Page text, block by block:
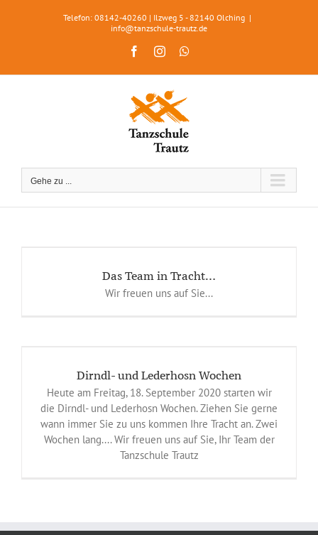
Telefon: 08142-40260 | Ilzweg 5 - 82140 Olching |
info@tanzschule-trautz.de
FacebookInstagram
Gehe zu ...
Das Team in Tracht…
Wir freuen uns auf Sie...
Dirndl- und Lederhosn Wochen
Heute am Freitag, 18. September 2020 starten wir
die Dirndl- und Lederhosn Wochen. Ziehen Sie gerne
wann immer Sie zu uns kommen Ihre Tracht an. Zwei
Wochen lang.... Wir freuen uns auf Sie, Ihr Team der
Tanzschule Trautz